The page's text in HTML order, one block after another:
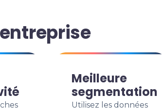
Meilleure
segmentation
Utilisez les données